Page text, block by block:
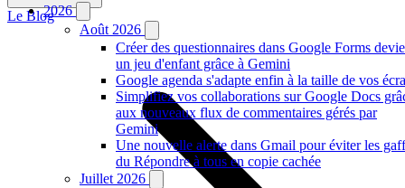
2026
Août 2026
Créer des questionnaires dans Google Forms
un jeu d'enfant grâce à Gemini
Google agenda s'adapte enfin à la taille de vos
Simplifiez vos collaborations sur Google Docs
aux nouveaux flux de commentaires gérés par
Gemini
Une nouvelle alerte dans Gmail pour éviter les
du Répondre à tous en copie cachée
Juillet 2026
Le Blog